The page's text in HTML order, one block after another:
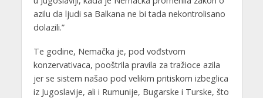
azilu da ljudi sa Balkana ne bi tada nekontrolisano
dolazili.”
Te godine, Nemačka je, pod vođstvom
konzervativaca, pooštrila pravila za tražioce azila
jer se sistem našao pod velikim pritiskom izbeglica
iz Jugoslavije, ali i Rumunije, Bugarske i Turske, što